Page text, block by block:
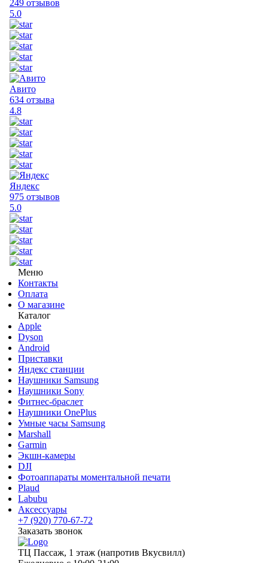
249 отзывов
5.0
Авито
634 отзыва
4.8
Яндекс
975 отзывов
5.0
Меню
Контакты
Оплата
О магазине
Каталог
Apple
Dyson
Android
Приставки
Яндекс станции
Наушники Samsung
Наушники Sony
Фитнес-браслет
Наушники OnePlus
Умные часы Samsung
Marshall
Garmin
Экшн-камеры
DJI
Фотоаппараты моментальной печати
Plaud
Labubu
Аксессуары
+7 (920) 770-67-72
Заказать звонок
ТЦ Пассаж, 1 этаж (напротив Вкусвилл)